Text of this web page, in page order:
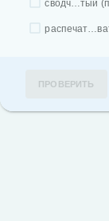
сводч…тый
ПРОВЕРИТЬ